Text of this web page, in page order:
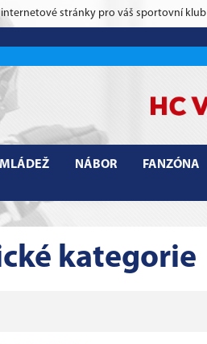
stránky pro váš sportovní klub
MLÁDEŽ NÁBOR FANZÓNA
kategorie